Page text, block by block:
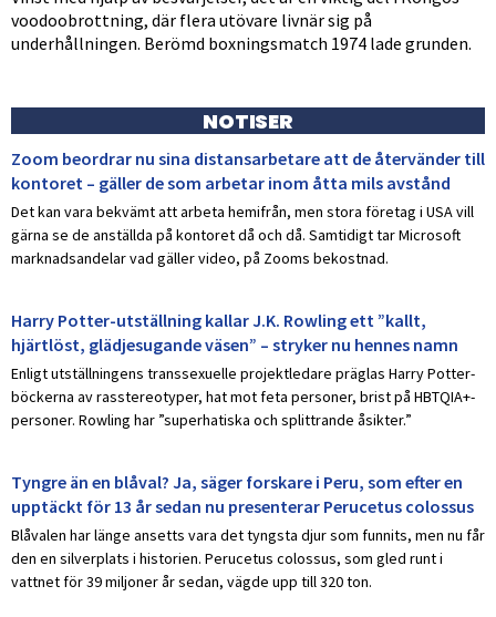
voodoobrottning, där flera utövare livnär sig på
underhållningen. Berömd boxningsmatch 1974 lade grunden.
NOTISER
Zoom beordrar nu sina distansarbetare att de återvänder till
kontoret – gäller de som arbetar inom åtta mils avstånd
Det kan vara bekvämt att arbeta hemifrån, men stora företag i USA vill
gärna se de anställda på kontoret då och då. Samtidigt tar Microsoft
marknadsandelar vad gäller video, på Zooms bekostnad.
Harry Potter-utställning kallar J.K. Rowling ett ”kallt,
hjärtlöst, glädjesugande väsen” – stryker nu hennes namn
Enligt utställningens transsexuelle projektledare präglas Harry Potter-
böckerna av rasstereotyper, hat mot feta personer, brist på HBTQIA+-
personer. Rowling har ”superhatiska och splittrande åsikter.”
Tyngre än en blåval? Ja, säger forskare i Peru, som efter en
upptäckt för 13 år sedan nu presenterar Perucetus colossus
Blåvalen har länge ansetts vara det tyngsta djur som funnits, men nu får
den en silverplats i historien. Perucetus colossus, som gled runt i
vattnet för 39 miljoner år sedan, vägde upp till 320 ton.